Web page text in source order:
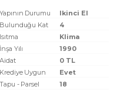
Yapının Durumu
Ikinci El
Bulunduğu Kat
4
Isıtma
Klima
İnşa Yılı
1990
Aidat
0 TL
Krediye Uygun
Evet
Tapu - Parsel 18